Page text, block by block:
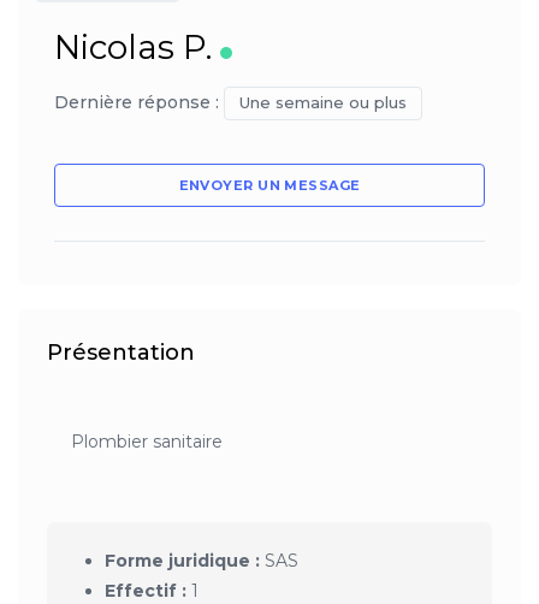
Nicolas P.
Dernière réponse : Une semaine ou plus
ENVOYER UN MESSAGE
Présentation
Plombier sanitaire
Forme juridique : SAS
Effectif : 1